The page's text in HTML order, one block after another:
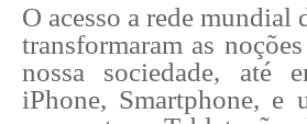
O acesso a rede
transformaram as
nossa sociedade, até
iPhone, Smartphone, e